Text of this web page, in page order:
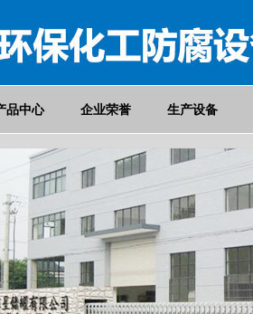
品中心 企业荣誉 生产设备